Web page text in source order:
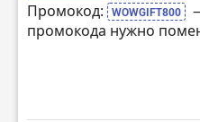
Промокод: WOWGIFT800
промокода нужно